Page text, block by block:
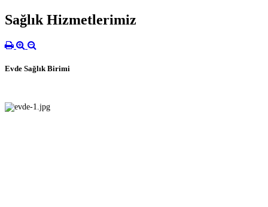
Sağlık Hizmetlerimiz
Evde Sağlık Birimi